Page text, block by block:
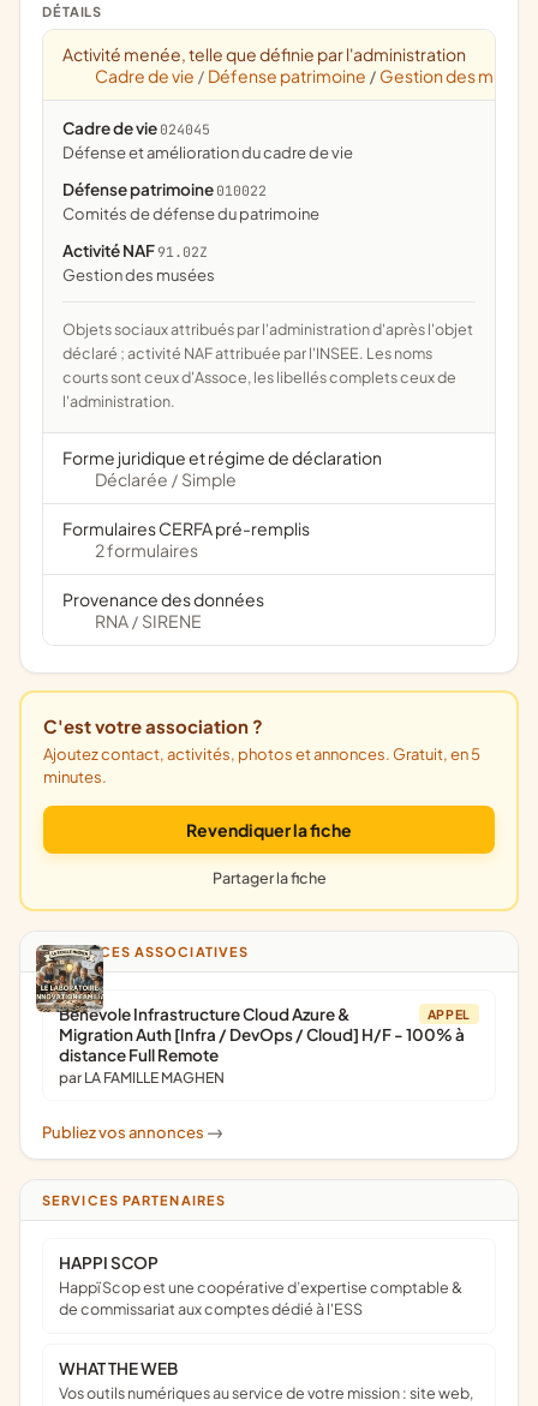
DÉTAILS
Activité menée, telle que définie par l'administration
Cadre de vie / Défense patrimoine / Gestion des
Cadre de vie 024045
défense et amélioration du cadre de vie
Défense patrimoine 010022
comités de défense du patrimoine
Activité NAF91.02Z
Gestion des musées
Objets sociaux attribués par l'administration d'après l'objet
déclaré ; activité NAF attribuée par l'INSEE. Les noms
courts sont ceux d'Assoce, les libellés complets ceux de
l'administration.
Forme juridique et régime de déclaration
Déclarée / Simple
Formulaires CERFA pré-remplis
2 formulaires
Provenance des données
RNA / SIRENE
C'est votre association ?
Ajoutez contact, activités, photos et annonces. Gratuit, en 5
minutes.
Revendiquer la fiche
Partager la fiche
ANNONCES ASSOCIATIVES
APPEL
Bénévole Infrastructure Cloud Azure &
Migration Auth [Infra / DevOps / Cloud] H/F - 100% à
distance Full Remote
par LA FAMILLE MAGHEN
Publiez vos annonces ->
SERVICES PARTENAIRES
HAPPI SCOP
Happï Scop est une coopérative d’expertise comptable &
de commissariat aux comptes dédié à l'ESS
WHAT THE WEB
Vos outils numériques au service de votre mission : site web,